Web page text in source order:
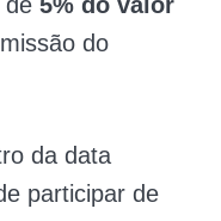
do
da data
participar de